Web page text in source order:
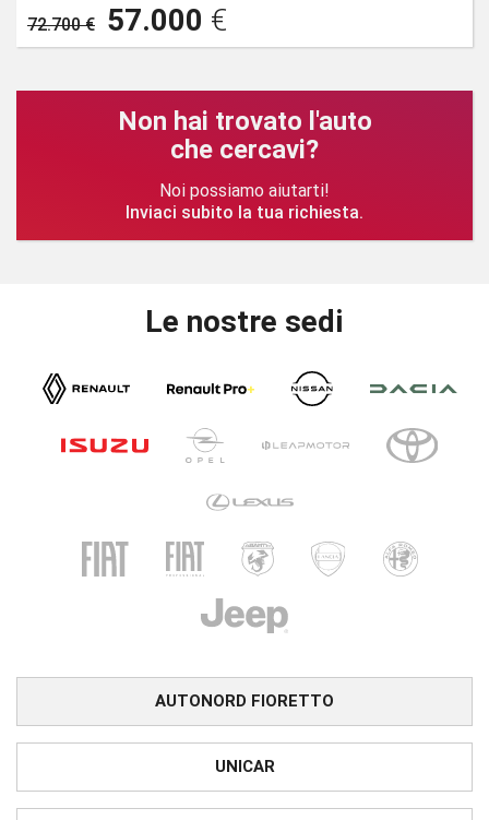
72.700 €
57.000 €
Non hai trovato l'auto
che cercavi?
Noi possiamo aiutarti!
Inviaci subito la tua richiesta.
Le nostre sedi
AUTONORD FIORETTO
UNICAR